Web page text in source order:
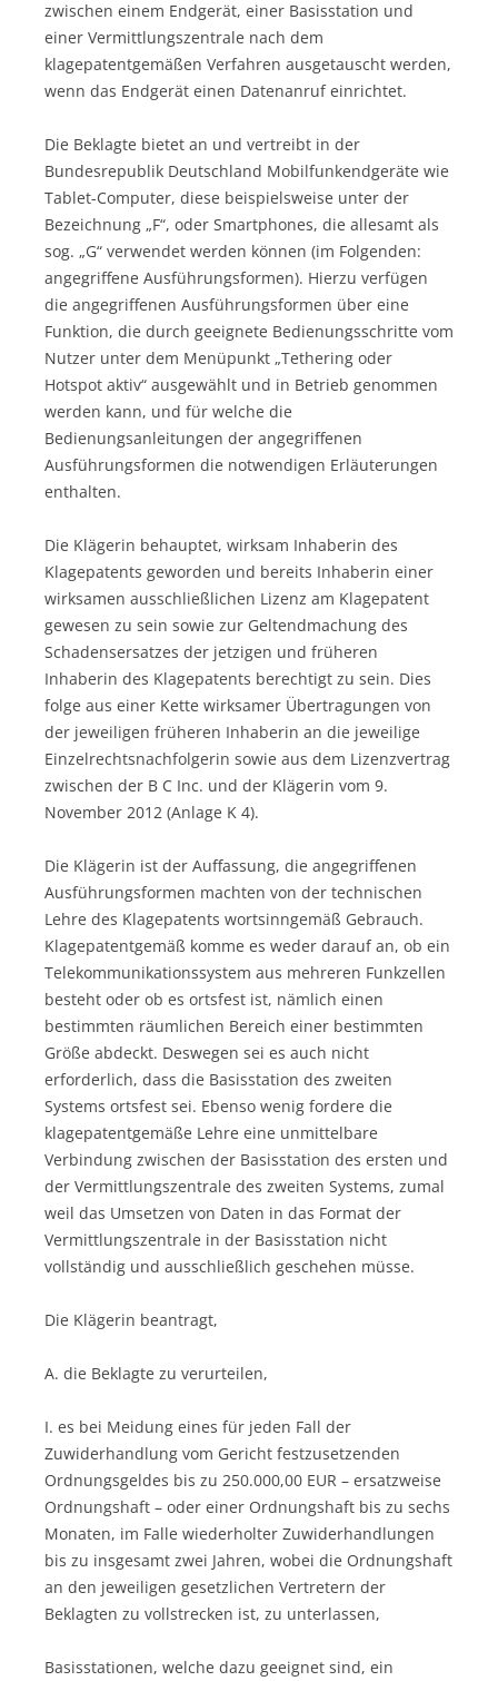
zwischen einem Endgerät, einer Basisstation und
einer Vermittlungszentrale nach dem
klagepatentgemäßen Verfahren ausgetauscht werden,
wenn das Endgerät einen Datenanruf einrichtet.
Die Beklagte bietet an und vertreibt in der
Bundesrepublik Deutschland Mobilfunkendgeräte wie
Tablet-Computer, diese beispielsweise unter der
Bezeichnung „F“, oder Smartphones, die allesamt als
sog. „G“ verwendet werden können (im Folgenden:
angegriffene Ausführungsformen). Hierzu verfügen
die angegriffenen Ausführungsformen über eine
Funktion, die durch geeignete Bedienungsschritte vom
Nutzer unter dem Menüpunkt „Tethering oder
Hotspot aktiv“ ausgewählt und in Betrieb genommen
werden kann, und für welche die
Bedienungsanleitungen der angegriffenen
Ausführungsformen die notwendigen Erläuterungen
enthalten.
Die Klägerin behauptet, wirksam Inhaberin des
Klagepatents geworden und bereits Inhaberin einer
wirksamen ausschließlichen Lizenz am Klagepatent
gewesen zu sein sowie zur Geltendmachung des
Schadensersatzes der jetzigen und früheren
Inhaberin des Klagepatents berechtigt zu sein. Dies
folge aus einer Kette wirksamer Übertragungen von
der jeweiligen früheren Inhaberin an die jeweilige
Einzelrechtsnachfolgerin sowie aus dem Lizenzvertrag
zwischen der B C Inc. und der Klägerin vom 9.
November 2012 (Anlage K 4).
Die Klägerin ist der Auffassung, die angegriffenen
Ausführungsformen machten von der technischen
Lehre des Klagepatents wortsinngemäß Gebrauch.
Klagepatentgemäß komme es weder darauf an, ob ein
Telekommunikationssystem aus mehreren Funkzellen
besteht oder ob es ortsfest ist, nämlich einen
bestimmten räumlichen Bereich einer bestimmten
Größe abdeckt. Deswegen sei es auch nicht
erforderlich, dass die Basisstation des zweiten
Systems ortsfest sei. Ebenso wenig fordere die
klagepatentgemäße Lehre eine unmittelbare
Verbindung zwischen der Basisstation des ersten und
der Vermittlungszentrale des zweiten Systems, zumal
weil das Umsetzen von Daten in das Format der
Vermittlungszentrale in der Basisstation nicht
vollständig und ausschließlich geschehen müsse.
Die Klägerin beantragt,
A. die Beklagte zu verurteilen,
I. es bei Meidung eines für jeden Fall der
Zuwiderhandlung vom Gericht festzusetzenden
Ordnungsgeldes bis zu 250.000,00 EUR – ersatzweise
Ordnungshaft – oder einer Ordnungshaft bis zu sechs
Monaten, im Falle wiederholter Zuwiderhandlungen
bis zu insgesamt zwei Jahren, wobei die Ordnungshaft
an den jeweiligen gesetzlichen Vertretern der
Beklagten zu vollstrecken ist, zu unterlassen,
Basisstationen, welche dazu geeignet sind, ein